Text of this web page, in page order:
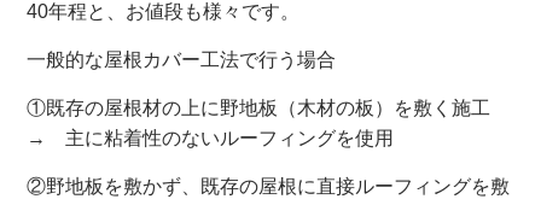
40年程と、お値段も様々です。
一般的な屋根カバー工法で行う場合
①既存の屋根材の上に野地板（木材の板）を敷く施工
→ 主に粘着性のないルーフィングを使用
②野地板を敷かず、既存の屋根に直接ルーフィングを敷